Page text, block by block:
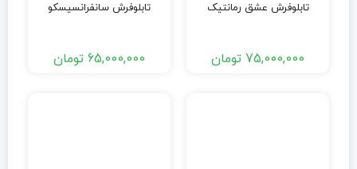
تابلوفرش عشق رمانتیک
75,000,000 تومان
تابلوفرش سانفرانسیسکو
65,000,000 تومان